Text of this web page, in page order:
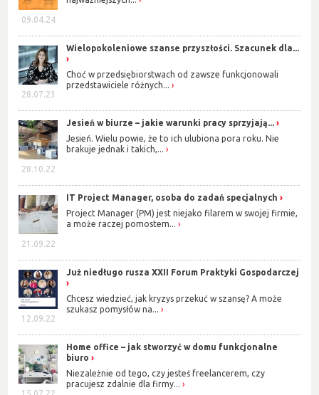
09.04.24
28.07.23
Wielopokoleniowe szanse przyszłości. Szacunek dla...
Choć w przedsiębiorstwach od zawsze funkcjonowali
przedstawiciele różnych...
28.10.22
Jesień w biurze – jakie warunki pracy sprzyjają...
Jesień. Wielu powie, że to ich ulubiona pora roku. Nie
brakuje jednak i takich,...
21.09.22
IT Project Manager, osoba do zadań specjalnych
Project Manager (PM) jest niejako filarem w swojej firmie,
a może raczej pomostem...
12.09.22
Już niedługo rusza XXII Forum Praktyki Gospodarczej
Chcesz wiedzieć, jak kryzys przekuć w szansę? A może
szukasz pomysłów na...
15.07.22
Home office – jak stworzyć w domu funkcjonalne
biuro
Niezależnie od tego, czy jesteś freelancerem, czy
pracujesz zdalnie dla firmy...